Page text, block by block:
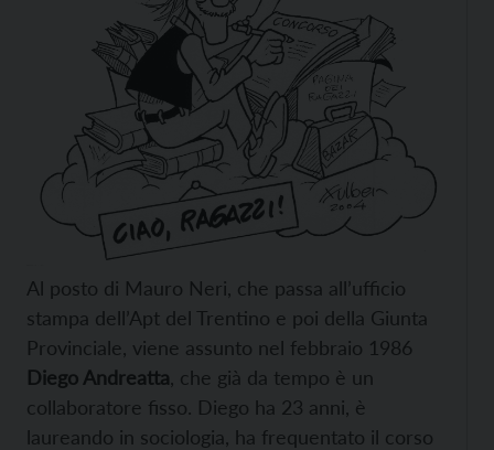
Al posto di Mauro Neri, che passa all’ufficio
stampa dell’Apt del Trentino e poi della Giunta
Provinciale, viene assunto nel febbraio 1986
Diego Andreatta , che già da tempo è un
collaboratore fisso. Diego ha 23 anni, è
laureando in sociologia, ha frequentato il corso